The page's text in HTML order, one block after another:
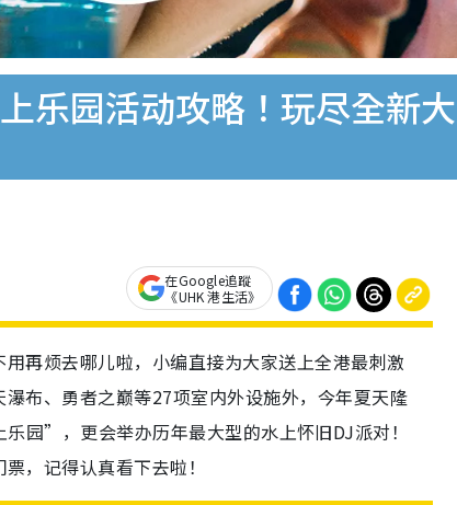
乐园活动攻略！玩尽全新
在Google追蹤
《UHK 港生活》
再烦去哪儿啦，小编直接为大家送上全港最刺激
布、勇者之巅等27项室内外设施外，今年夏天隆
园”，更会举办历年最大型的水上怀旧DJ派对！
，记得认真看下去啦！